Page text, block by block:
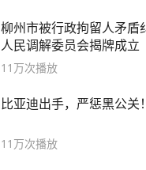
柳州市被行政拘留人矛盾
人民调解委员会揭牌成立
11万次播放
比亚迪出手，严惩黑公关！
11万次播放